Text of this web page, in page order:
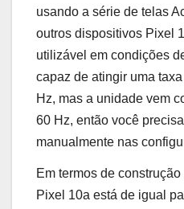
usando a série de telas
outros dispositivos Pixel
utilizável em condições
capaz de atingir uma
Hz, mas a unidade vem
60 Hz, então você
manualmente nas
Em termos de
Pixel 10a está de igual